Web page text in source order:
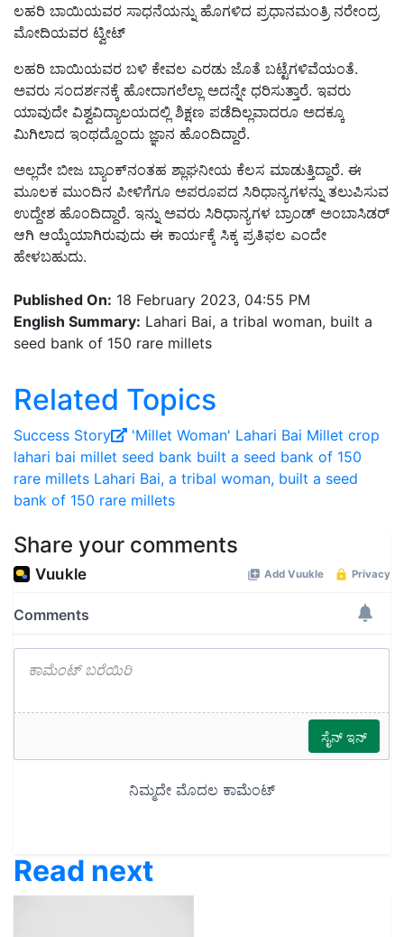
ಲಹರಿ ಬಾಯಿಯವರ ಸಾಧನೆಯನ್ನು ಹೊಗಳಿದ ಪ್ರಧಾನಮಂತ್ರಿ ನರೇಂದ್ರ
ಮೋದಿಯವರ ಟ್ವೀಟ್‌
ಲಹರಿ ಬಾಯಿಯವರ ಬಳಿ ಕೇವಲ ಎರಡು ಜೊತೆ ಬಟ್ಟೆಗಳಿವೆಯಂತೆ.
ಅವರು ಸಂದರ್ಶನಕ್ಕೆ ಹೋದಾಗಲೆಲ್ಲಾ ಅದನ್ನೇ ಧರಿಸುತ್ತಾರೆ. ಇವರು
ಯಾವುದೇ ವಿಶ್ವವಿದ್ಯಾಲಯದಲ್ಲಿ ಶಿಕ್ಷಣ ಪಡೆದಿಲ್ಲವಾದರೂ ಅದಕ್ಕೂ
ಮಿಗಿಲಾದ ಇಂಥದ್ದೊಂದು ಜ್ಞಾನ ಹೊಂದಿದ್ದಾರೆ.
ಅಲ್ಲದೇ ಬೀಜ ಬ್ಯಾಂಕ್‌ನಂತಹ ಶ್ಲಾಘನೀಯ ಕೆಲಸ ಮಾಡುತ್ತಿದ್ದಾರೆ. ಈ
ಮೂಲಕ ಮುಂದಿನ ಪೀಳಿಗೆಗೂ ಅಪರೂಪದ ಸಿರಿಧಾನ್ಯಗಳನ್ನು ತಲುಪಿಸುವ
ಉದ್ದೇಶ ಹೊಂದಿದ್ದಾರೆ. ಇನ್ನು ಅವರು ಸಿರಿಧಾನ್ಯಗಳ ಬ್ರಾಂಡ್‌ ಅಂಬಾಸಿಡರ್‌
ಆಗಿ ಆಯ್ಕೆಯಾಗಿರುವುದು ಈ ಕಾರ್ಯಕ್ಕೆ ಸಿಕ್ಕ ಪ್ರತಿಫಲ ಎಂದೇ
ಹೇಳಬಹುದು.
Published On: 18 February 2023, 04:55 PM
English Summary: Lahari Bai, a tribal woman, built a
seed bank of 150 rare millets
Related Topics
Success Story 'Millet Woman' Lahari Bai Millet crop
lahari bai millet seed bank built a seed bank of 150
rare millets Lahari Bai, a tribal woman, built a seed
bank of 150 rare millets
Share your comments
Read next